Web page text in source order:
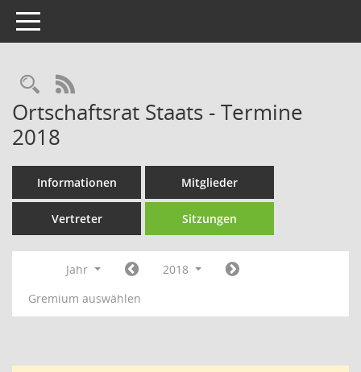
Toggle navigation
Rechercheauswahl
RSS-Feed
Ortschaftsrat Staats - Termine
2018
Informationen Mitglieder
Vertreter Sitzungen
Jahr
2018
Gremium auswählen